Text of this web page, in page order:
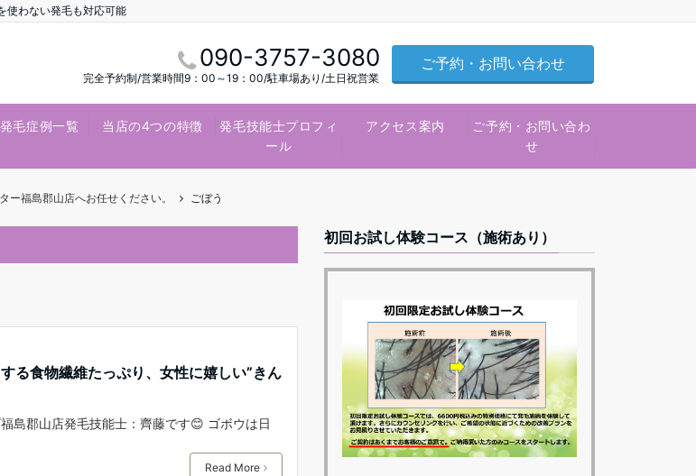
使わない発毛も対応可能
090-3757-3080
完全予約制/営業時間9：00～19：00/駐車場あり/土日祝営業
ご予約・お問い合わせ
毛症例一覧 当店の4つの特徴
発毛技能士プロフィ
ール
アクセス案内
ご予約・お問い合わ
せ
福島郡山店へお任せください。 ごぼう
る食物繊維たっぷり、女性に嬉しい”きん
島郡山店発毛技能士：齊藤です😊 ゴボウは日
Read More
初回お試し体験コース（施術あり）